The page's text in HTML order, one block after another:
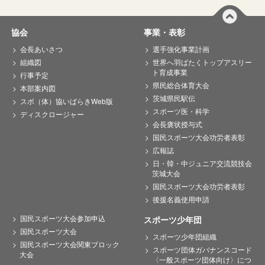
協会
会長あいさつ
組織図
行事予定
本部案内図
スポ（体）協いばらきWeb版
ディスクロージャー
事業・表彰
選手強化事業計画
世界へ羽ばたくトップアスリー
ト育成事業
県民総合体育大会
茨城県民駅伝
スポーツ医・科学
会長褒状授与式
国民スポーツ大会功労者表彰
広報誌
日・韓・中ジュニア交流競技会
茨城大会
国民スポーツ大会功労者表彰
後援名義使用申請
国民スポーツ大会参加申込
国民スポーツ大会
国民スポーツ大会関東ブロック
大会
スポーツ少年団
スポーツ少年団組織
スポーツ団体ガバナンスコード
〈一般スポーツ団体向け〉につ